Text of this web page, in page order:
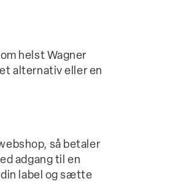
helst Wagner
alternativ eller en
så betaler
adgang til en
label og sætte